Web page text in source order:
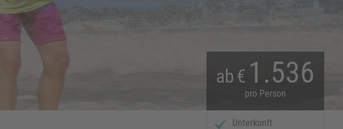
ab € 1.536
pro Person
Unterkunft